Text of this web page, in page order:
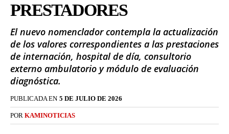
PRESTADORES
El nuevo nomenclador contempla la actualización
de los valores correspondientes a las prestaciones
de internación, hospital de día, consultorio
externo ambulatorio y módulo de evaluación
diagnóstica.
PUBLICADA EN 5 DE JULIO DE 2026
POR KAMINOTICIAS